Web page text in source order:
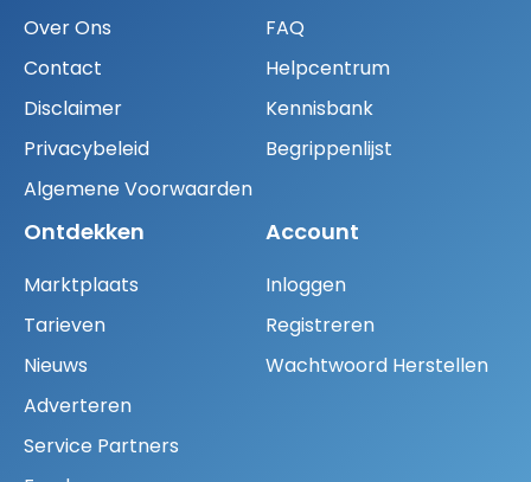
Over Ons
Contact
Disclaimer
Privacybeleid
Algemene Voorwaarden
FAQ
Helpcentrum
Kennisbank
Begrippenlijst
Ontdekken
Marktplaats
Tarieven
Nieuws
Adverteren
Service Partners
Account
Inloggen
Registreren
Wachtwoord Herstellen